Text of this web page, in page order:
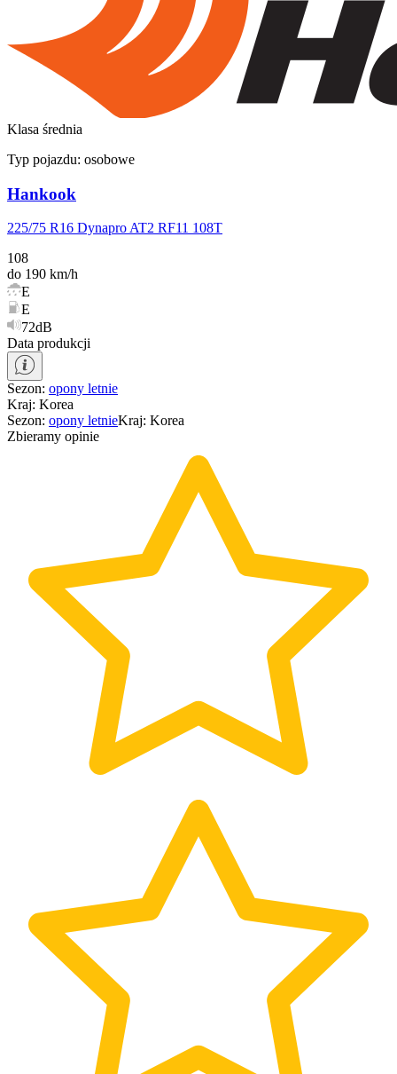
Klasa średnia
Typ pojazdu: osobowe
Hankook
225/75 R16 Dynapro AT2 RF11 108T
108
do 190 km/h
E
E
72dB
Data produkcji
Sezon: opony letnie
Kraj: Korea
Sezon: opony letnieKraj: Korea
Zbieramy opinie